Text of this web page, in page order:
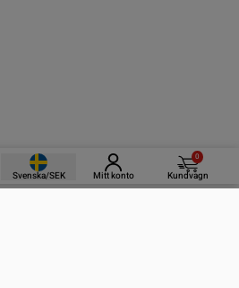
Svenska/SEK Mitt konto
0
Kundvagn